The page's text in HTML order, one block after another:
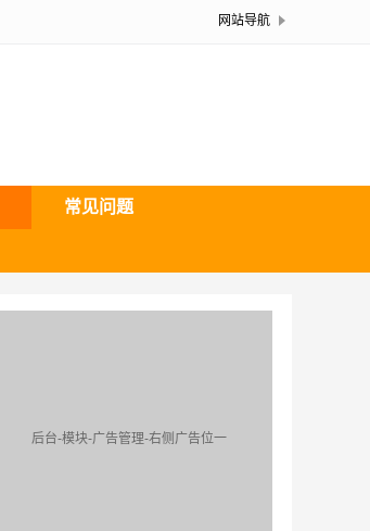
网站导航
常见问题
后台-模块-广告管理-右侧广告位一